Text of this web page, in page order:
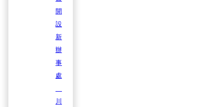
開
設
新
辦
事
處
川